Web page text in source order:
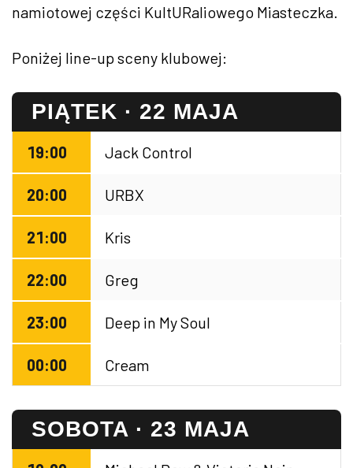
namiotowej części KultURaliowego Miasteczka.
Poniżej line-up sceny klubowej:
PIĄTEK · 22 MAJA
19:00 Jack Control
20:00 URBX
21:00 Kris
22:00 Greg
23:00 Deep in My Soul
00:00 Cream
SOBOTA · 23 MAJA